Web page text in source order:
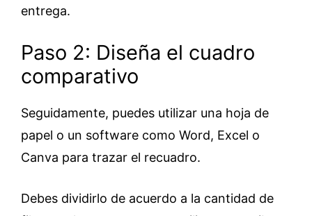
entrega.
Paso 2: Diseña el cuadro
comparativo
Seguidamente, puedes utilizar una hoja de
papel o un software como Word, Excel o
Canva para trazar el recuadro.
Debes dividirlo de acuerdo a la cantidad de